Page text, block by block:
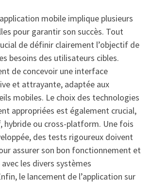
mobile implique plusieurs
pour garantir son succès. Tout
de définir clairement l’objectif de
besoins des utilisateurs cibles.
de concevoir une interface
et attrayante, adaptée aux
mobiles. Le choix des technologies
appropriées est également crucial,
hybride ou cross-platform. Une fois
des tests rigoureux doivent
assurer son bon fonctionnement et
les divers systèmes
le lancement de l’application sur